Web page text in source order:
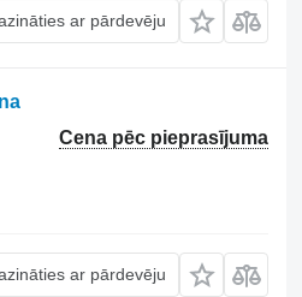
ar pārdevēju
Cena pēc pieprasījuma
ar pārdevēju